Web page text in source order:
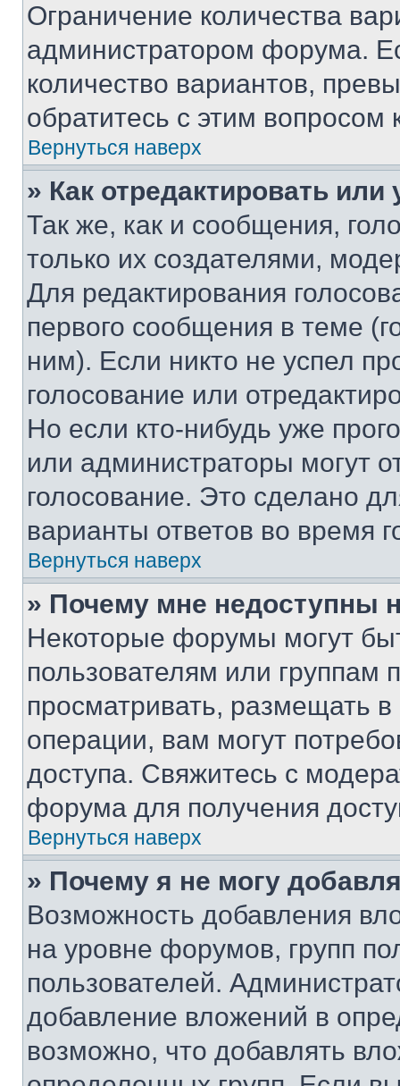
Ограничение количества
администратором форума.
количество вариантов,
обратитесь с этим вопросом
Вернуться наверх
» Как отредактировать
Так же, как и сообщения,
только их создателями,
Для редактирования
первого сообщения в теме
ним). Если никто не успел
голосование или
Но если кто-нибудь уже
или администраторы могут
голосование. Это сделано
варианты ответов во время
Вернуться наверх
» Почему мне недоступны
Некоторые форумы могут
пользователям или группам
просматривать, размещать
операции, вам могут
доступа. Свяжитесь с
форума для получения
Вернуться наверх
» Почему я не могу
Возможность добавления
на уровне форумов, групп
пользователей.
добавление вложений в
возможно, что добавлять